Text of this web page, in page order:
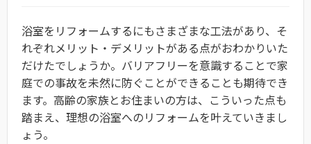
浴室をリフォームするにもさまざまな工法があり、そ
れぞれメリット・デメリットがある点がおわかりいた
だけたでしょうか。バリアフリーを意識することで家
庭での事故を未然に防ぐことができることも期待でき
ます。高齢の家族とお住まいの方は、こういった点も
踏まえ、理想の浴室へのリフォームを叶えていきまし
ょう。